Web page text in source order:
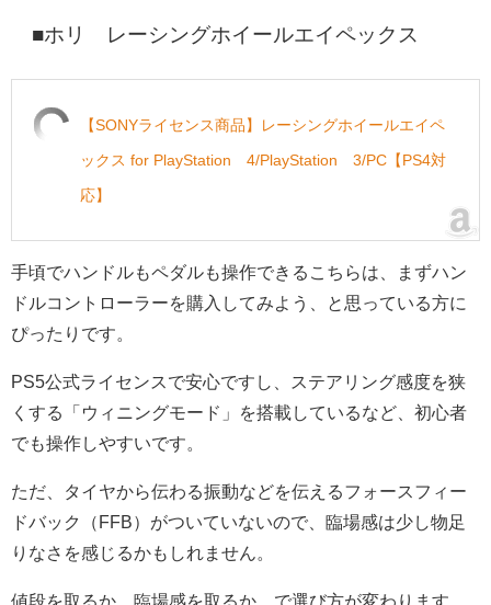
■ホリ レーシングホイールエイペックス
【SONYライセンス商品】レーシングホイールエイペ
ックス for PlayStation®4/PlayStation®3/PC【PS4対
応】
手頃でハンドルもペダルも操作できるこちらは、まずハン
ドルコントローラーを購入してみよう、と思っている方に
ぴったりです。
PS5公式ライセンスで安心ですし、ステアリング感度を狭
くする「ウィニングモード」を搭載しているなど、初心者
でも操作しやすいです。
ただ、タイヤから伝わる振動などを伝えるフォースフィー
ドバック（FFB）がついていないので、臨場感は少し物足
りなさを感じるかもしれません。
値段を取るか、臨場感を取るか、で選び方が変わります